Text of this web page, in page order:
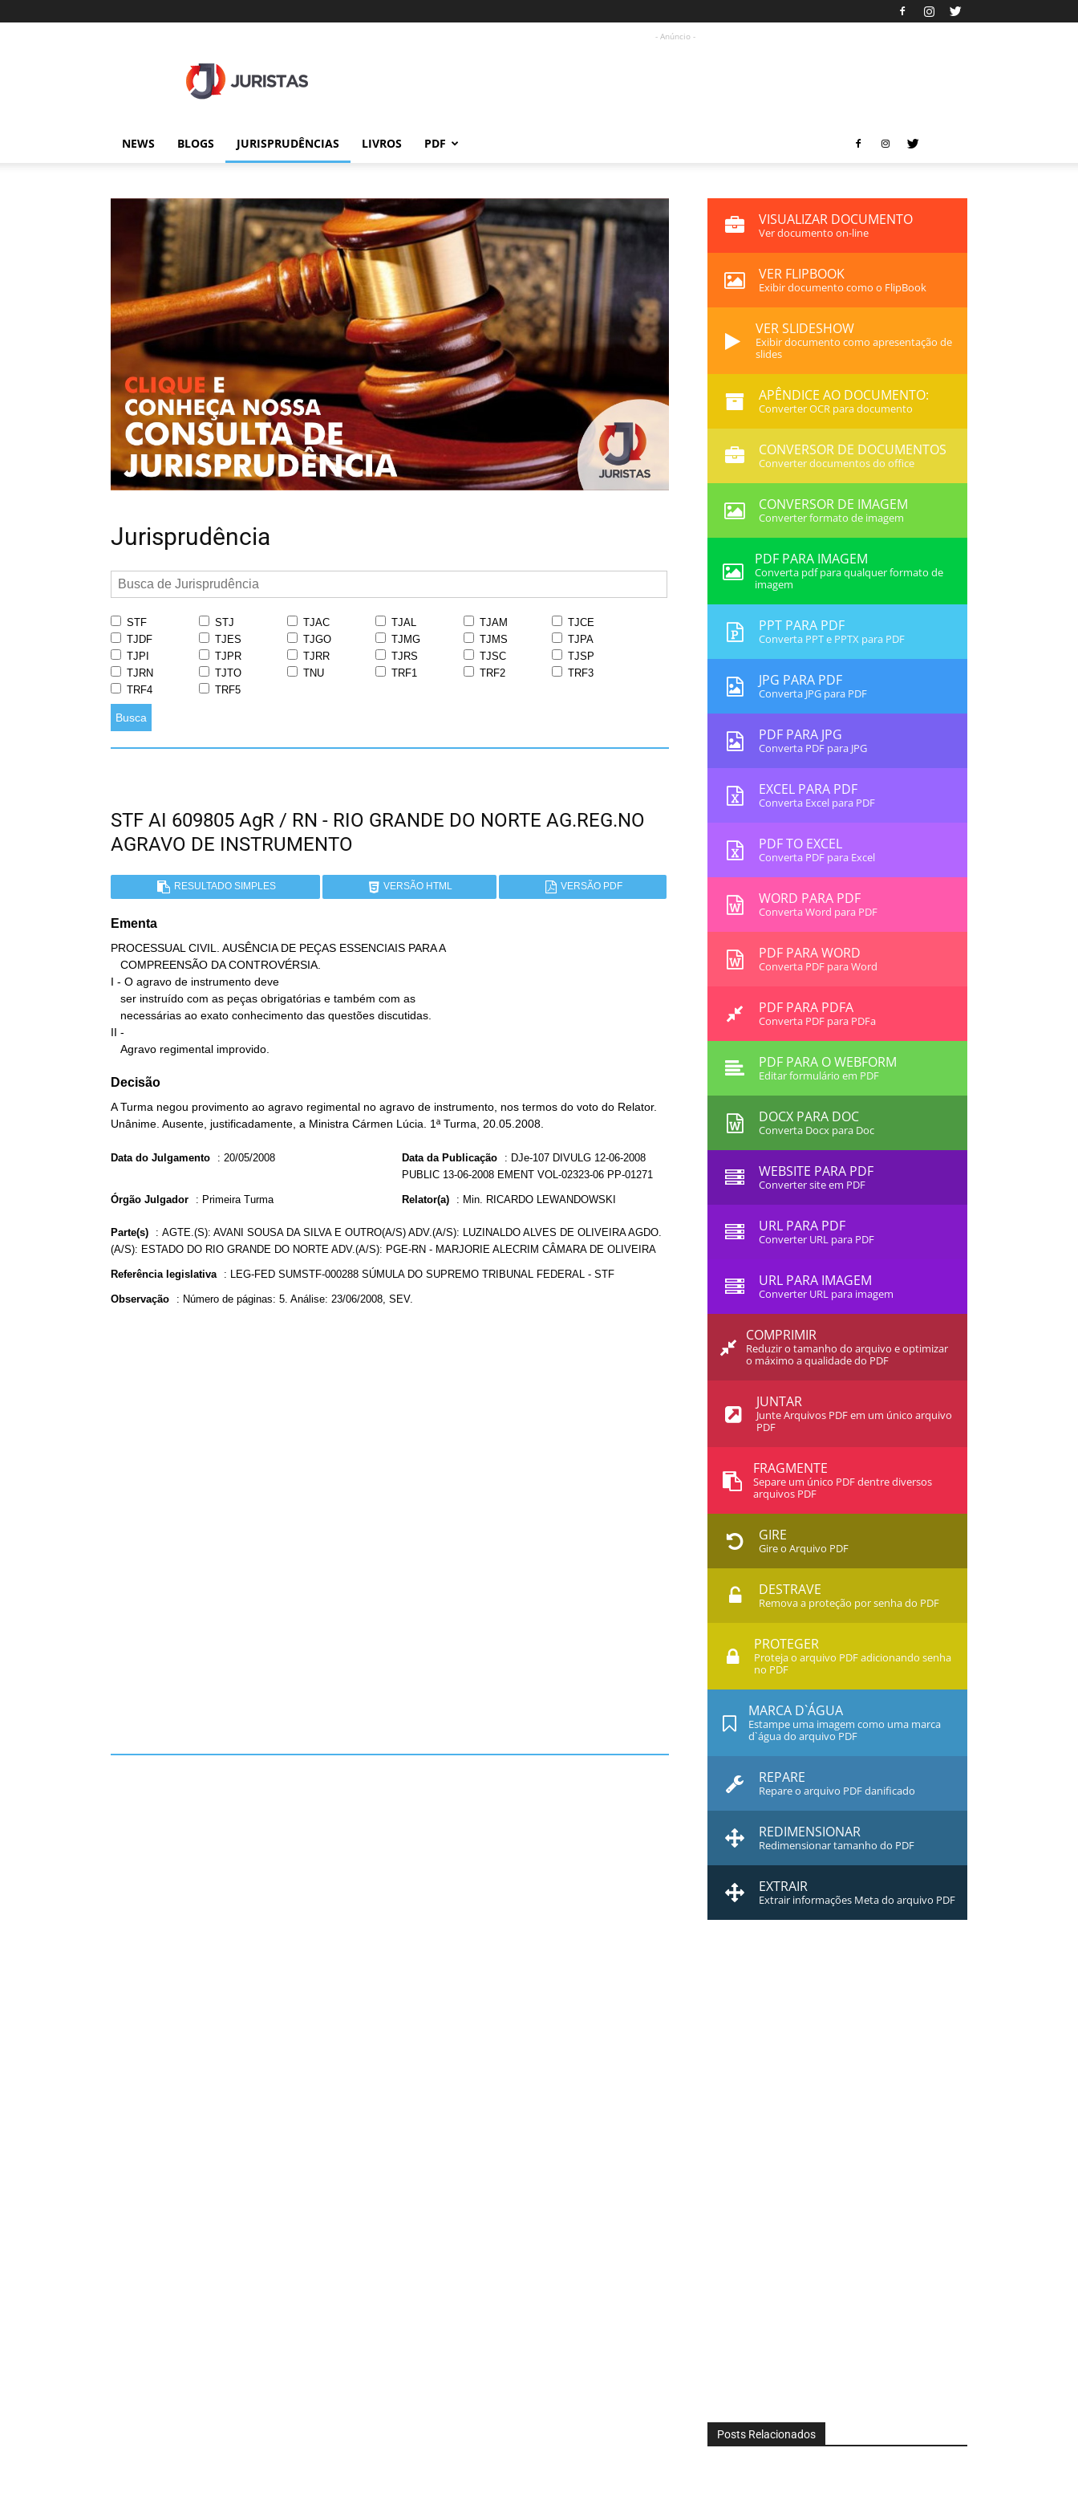
- Anúncio -
NEWS BLOGS JURISPRUDÊNCIAS LIVROS PDF
Jurisprudência
STF STJ TJAC TJAL TJAM
TJCE
TJDF
TJES TJGO TJMG TJMS
TJPA
TJPI
TJPR TJRR TJRS TJSC
TJSP
TJRN
TJTO TNU TRF1 TRF2
TRF3
TRF4
TRF5
Busca
STF AI 609805 AgR / RN - RIO GRANDE DO NORTE AG.REG.NO
AGRAVO DE INSTRUMENTO
RESULTADO SIMPLES VERSÃO HTML VERSÃO PDF
Ementa
PROCESSUAL CIVIL. AUSÊNCIA DE PEÇAS ESSENCIAIS PARA A
I - O agravo de instrumento deve
II -
   Agravo regimental improvido.
Decisão
A Turma negou provimento ao agravo regimental no agravo de instrumento, nos termos do voto do Relator.
Unânime. Ausente, justificadamente, a Ministra Cármen Lúcia. 1ª Turma, 20.05.2008.
Data do Julgamento : 20/05/2008 Data da Publicação : DJe-107 DIVULG 12-06-2008
PUBLIC 13-06-2008 EMENT VOL-02323-06 PP-01271
Órgão Julgador : Primeira Turma Relator(a) : Min. RICARDO LEWANDOWSKI
Parte(s) : AGTE.(S): AVANI SOUSA DA SILVA E OUTRO(A/S) ADV.(A/S): LUZINALDO ALVES DE OLIVEIRA AGDO.
(A/S): ESTADO DO RIO GRANDE DO NORTE ADV.(A/S): PGE-RN - MARJORIE ALECRIM CÂMARA DE OLIVEIRA
Referência legislativa : LEG-FED SUMSTF-000288 SÚMULA DO SUPREMO TRIBUNAL FEDERAL - STF
Observação : Número de páginas: 5. Análise: 23/06/2008, SEV.
VISUALIZAR DOCUMENTO
Ver documento on-line
VER FLIPBOOK
Exibir documento como o FlipBook
VER SLIDESHOW
Exibir documento como apresentação de
slides
APÊNDICE AO DOCUMENTO:
Converter OCR para documento
CONVERSOR DE DOCUMENTOS
Converter documentos do office
CONVERSOR DE IMAGEM
Converter formato de imagem
PDF PARA IMAGEM
Converta pdf para qualquer formato de
imagem
PPT PARA PDF
Converta PPT e PPTX para PDF
JPG PARA PDF
Converta JPG para PDF
PDF PARA JPG
Converta PDF para JPG
EXCEL PARA PDF
Converta Excel para PDF
PDF TO EXCEL
Converta PDF para Excel
WORD PARA PDF
Converta Word para PDF
PDF PARA WORD
Converta PDF para Word
PDF PARA PDFA
Converta PDF para PDFa
PDF PARA O WEBFORM
Editar formulário em PDF
DOCX PARA DOC
Converta Docx para Doc
WEBSITE PARA PDF
Converter site em PDF
URL PARA PDF
Converter URL para PDF
URL PARA IMAGEM
Converter URL para imagem
COMPRIMIR
Reduzir o tamanho do arquivo e optimizar
o máximo a qualidade do PDF
JUNTAR
Junte Arquivos PDF em um único arquivo
PDF
FRAGMENTE
Separe um único PDF dentre diversos
arquivos PDF
GIRE
Gire o Arquivo PDF
DESTRAVE
Remova a proteção por senha do PDF
PROTEGER
Proteja o arquivo PDF adicionando senha
no PDF
MARCA D`ÁGUA
Estampe uma imagem como uma marca
d`água do arquivo PDF
REPARE
Repare o arquivo PDF danificado
REDIMENSIONAR
Redimensionar tamanho do PDF
EXTRAIR
Extrair informações Meta do arquivo PDF
Posts Relacionados